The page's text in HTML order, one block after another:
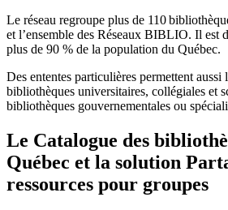
Le réseau regroupe plus de 110bibliothè
et l’ensemble des Réseaux BIBLIO. Il est
plus de 90 % de la population du Québec.
Des ententes particulières permettent aussi
bibliothèques universitaires, collégiales et
bibliothèques gouvernementales ou
Le Catalogue des
Québec et la solution
ressources pour groupes